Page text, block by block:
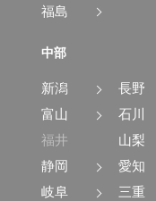
福島
中部
新潟
長野
富山
石川
福井
山梨
静岡
愛知
岐阜
三重